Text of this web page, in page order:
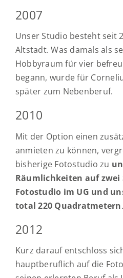
2007
Unser Studio besteht seit
Altstadt. Was damals als
Hobbyraum für vier
begann, wurde für
später zum Nebenberuf.
2010
Mit der Option einen
anmieten zu können,
bisherige Fotostudio zu
Räumlichkeiten auf zwei
Fotostudio im UG und
total 220 Quadratmetern.
2012
Kurz darauf entschloss
hauptberuflich auf die